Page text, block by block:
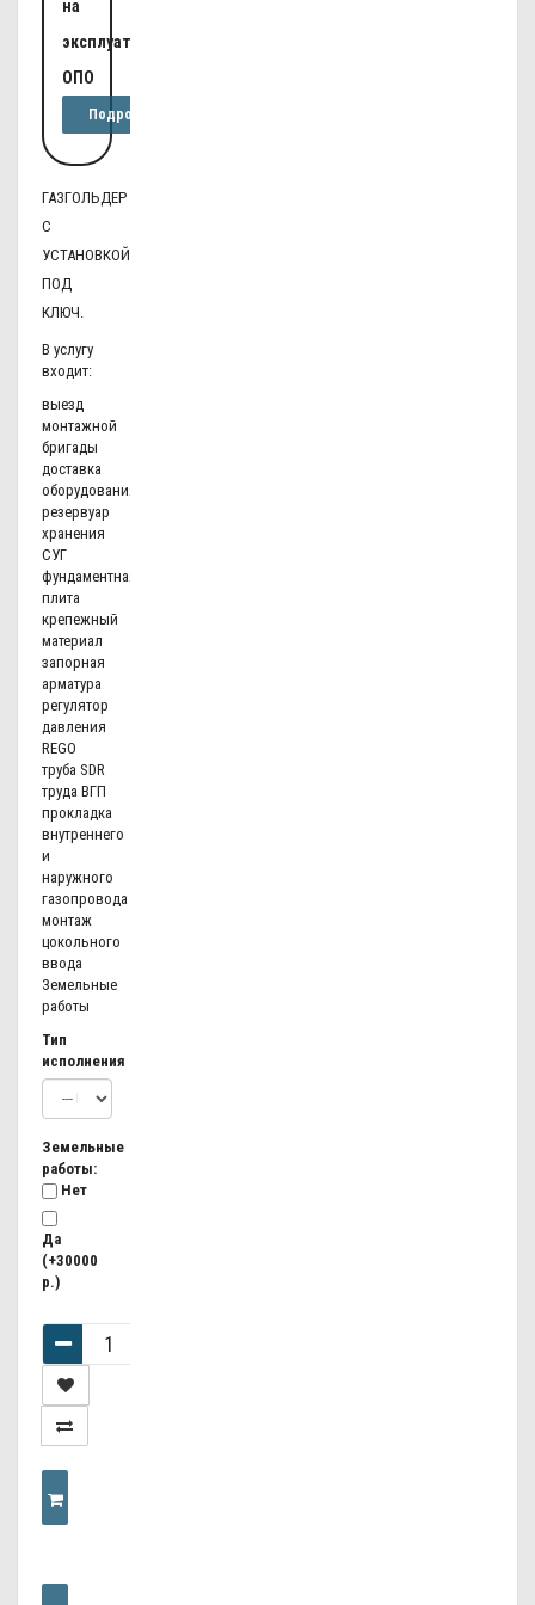
на
эксплуатацию
ОПО
Подробнее
ГАЗГОЛЬДЕР
С
УСТАНОВКОЙ
ПОД
КЛЮЧ.
В услугу
входит:
выезд
монтажной
бригады
доставка
оборудования
резервуар
хранения
СУГ
фундаментная
плита
крепежный
материал
запорная
арматура
регулятор
давления
REGO
труба SDR
труда ВГП
прокладка
внутреннего
и
наружного
газопровода
монтаж
цокольного
ввода
Земельные
работы
Тип
исполнения
Земельные
работы:
Нет
Да
(+30000
р.)